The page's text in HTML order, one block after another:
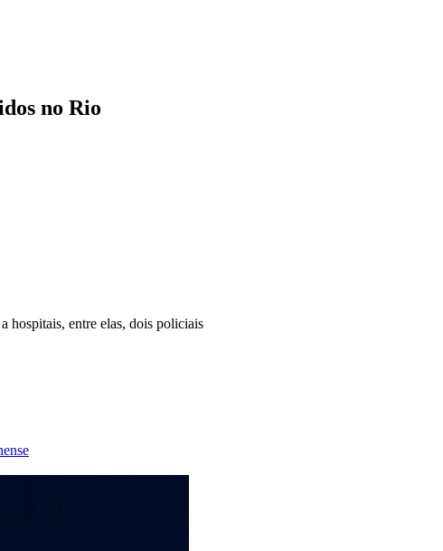
no Rio
hospitais, entre elas, dois policiais